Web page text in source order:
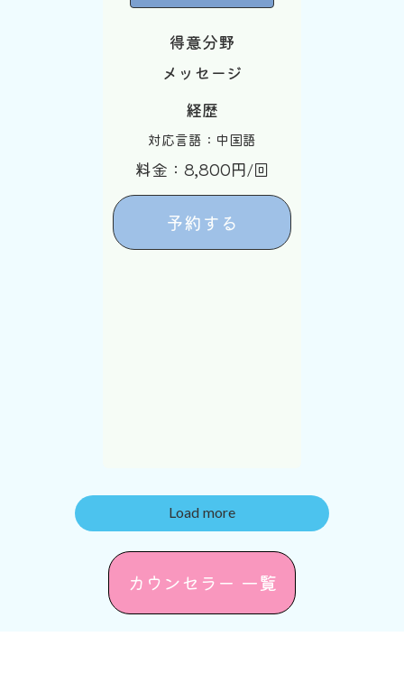
得意分野
メッセージ
経歴
対応言語：中国語
料金：8,800円/回
予約する
Load more
カウンセラー 一覧